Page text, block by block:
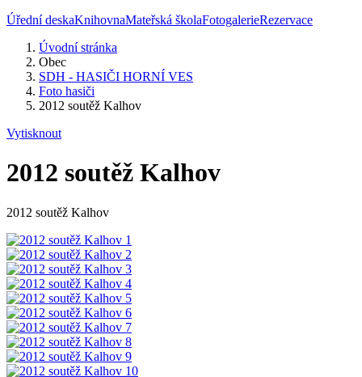
Úřední deskaKnihovnaMateřská školaFotogalerieRezervace
Úvodní stránka
Obec
SDH - HASIČI HORNÍ VES
Foto hasiči
2012 soutěž Kalhov
Vytisknout
2012 soutěž Kalhov
2012 soutěž Kalhov